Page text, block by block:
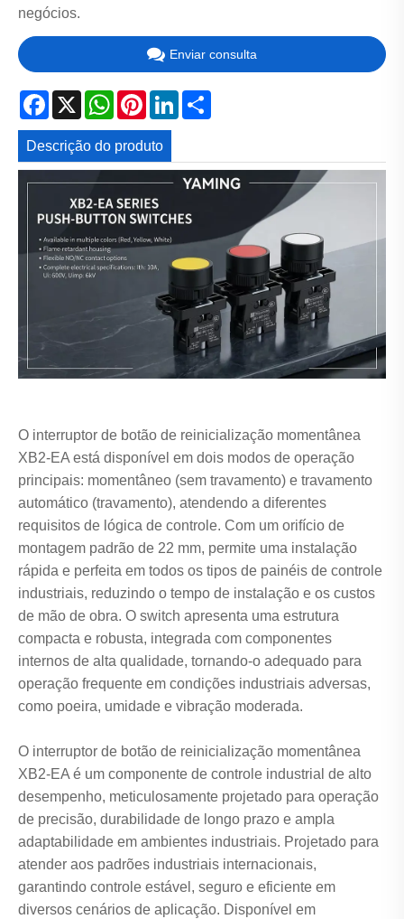
negócios.
Enviar consulta
Facebook
X WhatsApp
PinterestLinkedIn
Descrição do produto
O interruptor de botão de reinicialização momentânea
XB2-EA está disponível em dois modos de operação
principais: momentâneo (sem travamento) e travamento
automático (travamento), atendendo a diferentes
requisitos de lógica de controle. Com um orifício de
montagem padrão de 22 mm, permite uma instalação
rápida e perfeita em todos os tipos de painéis de controle
industriais, reduzindo o tempo de instalação e os custos
de mão de obra. O switch apresenta uma estrutura
compacta e robusta, integrada com componentes
internos de alta qualidade, tornando-o adequado para
operação frequente em condições industriais adversas,
como poeira, umidade e vibração moderada.
O interruptor de botão de reinicialização momentânea
XB2-EA é um componente de controle industrial de alto
desempenho, meticulosamente projetado para operação
de precisão, durabilidade de longo prazo e ampla
adaptabilidade em ambientes industriais. Projetado para
atender aos padrões industriais internacionais,
garantindo controle estável, seguro e eficiente em
diversos cenários de aplicação. Disponível em